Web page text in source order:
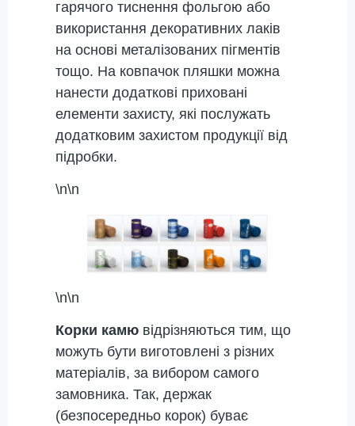
гарячого тиснення фольгою або
використання декоративних лаків
на основі металізованих пігментів
тощо. На ковпачок пляшки можна
нанести додаткові приховані
елементи захисту, які послужать
додатковим захистом продукції від
підробки.
\n\n
\n\n
Корки камю відрізняються тим, що
можуть бути виготовлені з різних
матеріалів, за вибором самого
замовника. Так, держак
(безпосередньо корок) буває